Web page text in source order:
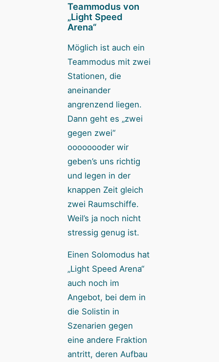
Teammodus von
„Light Speed
Arena“
Möglich ist auch ein
Teammodus mit zwei
Stationen, die
aneinander
angrenzend liegen.
Dann geht es „zwei
gegen zwei“
oooooooder wir
geben’s uns richtig
und legen in der
knappen Zeit gleich
zwei Raumschiffe.
Weil’s ja noch nicht
stressig genug ist.
Einen Solomodus hat
„Light Speed Arena“
auch noch im
Angebot, bei dem in
die Solistin in
Szenarien gegen
eine andere Fraktion
antritt, deren Aufbau